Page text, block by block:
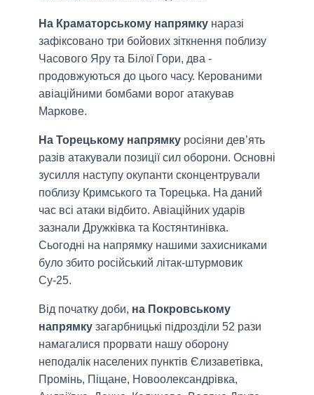
На Краматорському напрямку наразі
зафіксовано три бойових зіткнення поблизу
Часового Яру та Білої Гори, два -
продовжуються до цього часу. Керованими
авіаційними бомбами ворог атакував
Маркове.
На Торецькому напрямку росіяни дев’ять
разів атакували позиції сил оборони. Основні
зусилля наступу окупанти сконцентрували
поблизу Кримського та Торецька. На даний
час всі атаки відбито. Авіаційних ударів
зазнали Дружківка та Костянтинівка.
Сьогодні на напрямку нашими захисниками
було збито російський літак-штурмовик
Су-25.
Від початку доби, на Покровському
напрямку загарбницькі підрозділи 52 рази
намагалися прорвати нашу оборону
неподалік населених пунктів Єлизаветівка,
Промінь, Піщане, Новоолександрівка,